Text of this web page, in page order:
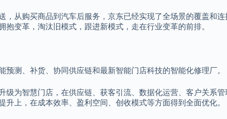
，从购买商品到汽车后服务，京东已经实现了全场景的覆盖和连
变革，淘汰旧模式，跟进新模式，走在行业变革的前排。
测、补货、协同供应链和最新智能门店科技的智能化修理厂。
级为智慧门店，在供应链、获客引流、数据化运营、客户关系
上，在成本效率、盈利空间、创收模式等方面得到全面优化。